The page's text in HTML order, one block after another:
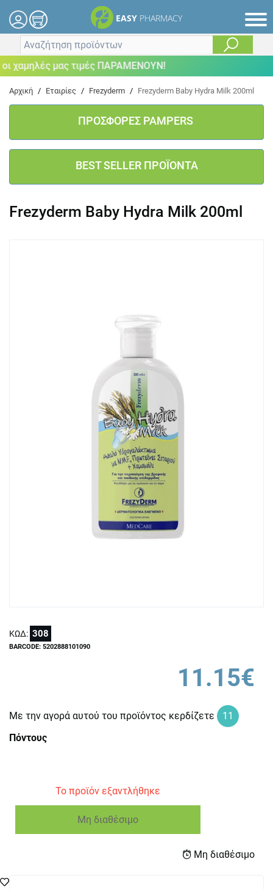
EASY PHARMACY
χαμηλές μας τιμές ΠΑΡΑΜΕΝΟΥΝ!
Αρχική / Εταιρίες / Frezyderm / Frezyderm Baby Hydra Milk 200ml
ΠΡΟΣΦΟΡΕΣ PAMPERS
BEST SELLER ΠΡΟΪΟΝΤΑ
Frezyderm Baby Hydra Milk 200ml
ΚΩΔ: 308
BARCODE: 5202888101090
11.15€
Με την αγορά αυτού του προϊόντος κερδίζετε
11
Πόντους
Το προϊόν εξαντλήθηκε
Μη διαθέσιμο
Μη διαθέσιμο